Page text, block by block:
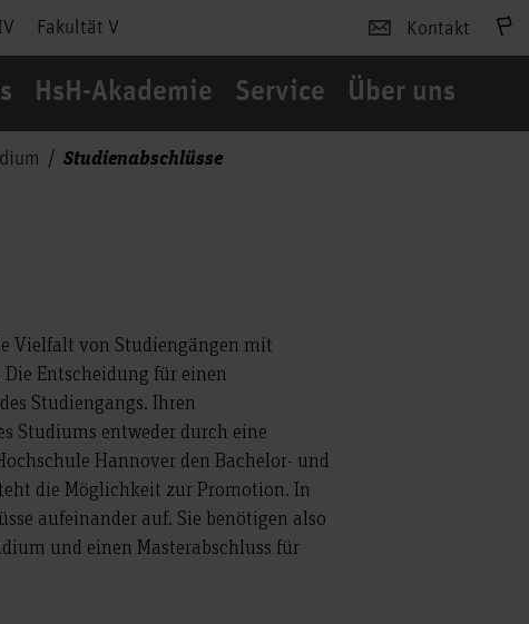
Fakultät V Kontakt
HsH-Akademie Service Über uns
Studienabschlüsse
Vielfalt von Studiengängen mit
Entscheidung für einen
Studiengangs. Ihren
Studiums entweder durch eine
Hannover den Bachelor- und
die Möglichkeit zur Promotion. In
aufeinander auf. Sie benötigen also
und einen Masterabschluss für